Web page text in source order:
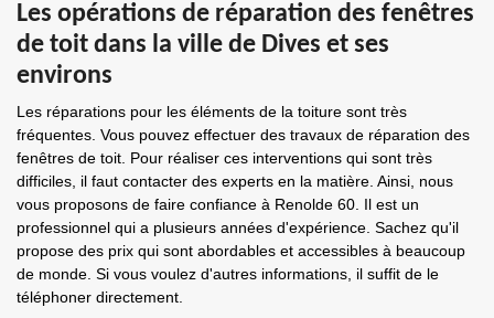
Les opérations de réparation des fenêtres
de toit dans la ville de Dives et ses
environs
Les réparations pour les éléments de la toiture sont très
fréquentes. Vous pouvez effectuer des travaux de réparation des
fenêtres de toit. Pour réaliser ces interventions qui sont très
difficiles, il faut contacter des experts en la matière. Ainsi, nous
vous proposons de faire confiance à Renolde 60. Il est un
professionnel qui a plusieurs années d'expérience. Sachez qu'il
propose des prix qui sont abordables et accessibles à beaucoup
de monde. Si vous voulez d'autres informations, il suffit de le
téléphoner directement.